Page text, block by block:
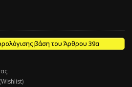
βάση του Άρθρου 39α